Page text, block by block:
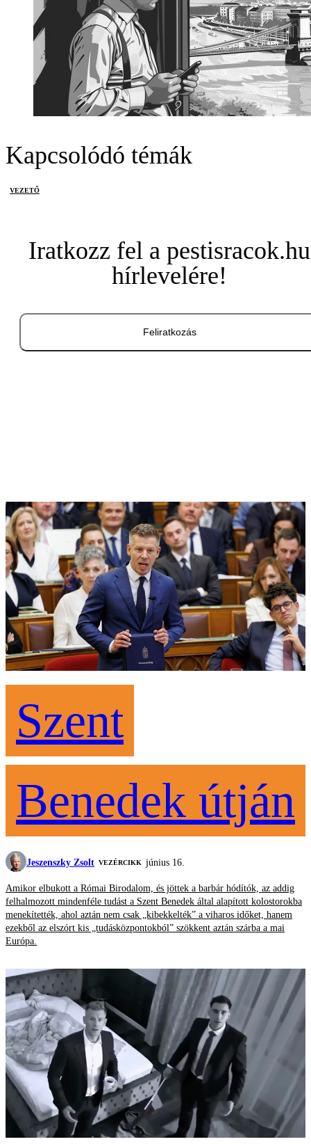
Kapcsolódó témák
VEZETŐ
Iratkozz fel a pestisracok.hu
hírlevelére!
Feliratkozás
Szent
Benedek útján
Jeszenszky Zsolt VEZÉRCIKK június 16.
Amikor elbukott a Római Birodalom, és jöttek a barbár hódítók, az addig
felhalmozott mindenféle tudást a Szent Benedek által alapított kolostorokba
menekítették, ahol aztán nem csak „kibekkelték” a viharos időket, hanem
ezekből az elszórt kis „tudásközpontokból” szökkent aztán szárba a mai
Európa.